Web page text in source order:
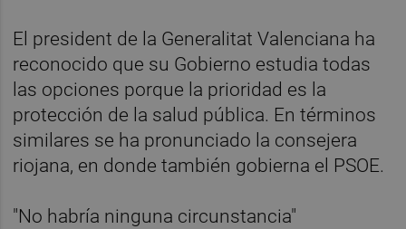
El president de la Generalitat Valenciana ha
reconocido que su Gobierno estudia todas
las opciones porque la prioridad es la
protección de la salud pública. En términos
similares se ha pronunciado la consejera
riojana, en donde también gobierna el PSOE.
"No habría ninguna circunstancia"